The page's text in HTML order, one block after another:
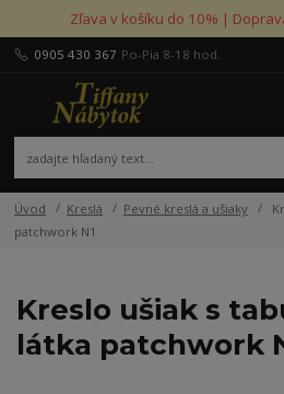
Zľava v košíku do 10% |
0905 430 367 Po-Pia 8-18 hod.
Úvod Kreslá Pevné kreslá a ušiaky
patchwork N1
Kreslo ušiak s
látka patchwork